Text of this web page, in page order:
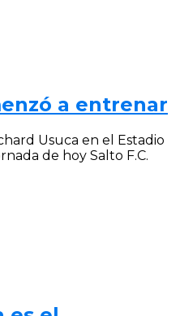
a entrenar
Usuca en el Estadio
de hoy Salto F.C.